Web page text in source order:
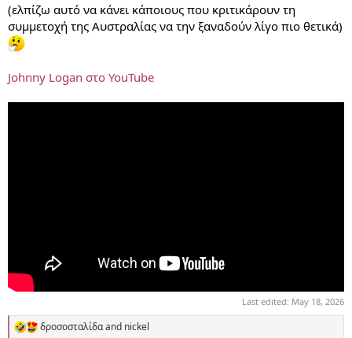
(ελπίζω αυτό να κάνει κάποιους που κριτικάρουν τη
συμμετοχή της Αυστραλίας να την ξαναδούν λίγο πιο θετικά)
Johnny Logan στο YouTube
Last edited: May 18, 2026
R
δροσοσταλίδαand nickel